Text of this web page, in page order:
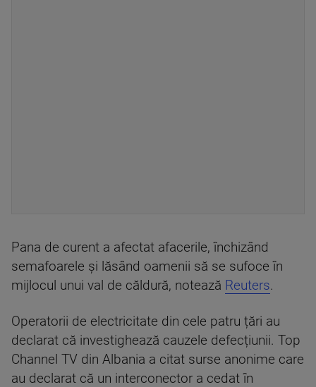
Pana de curent a afectat afacerile, închizând
semafoarele și lăsând oamenii să se sufoce în
mijlocul unui val de căldură, notează Reuters.
Operatorii de electricitate din cele patru țări au
declarat că investighează cauzele defecțiunii. Top
Channel TV din Albania a citat surse anonime care
au declarat că un interconector a cedat în